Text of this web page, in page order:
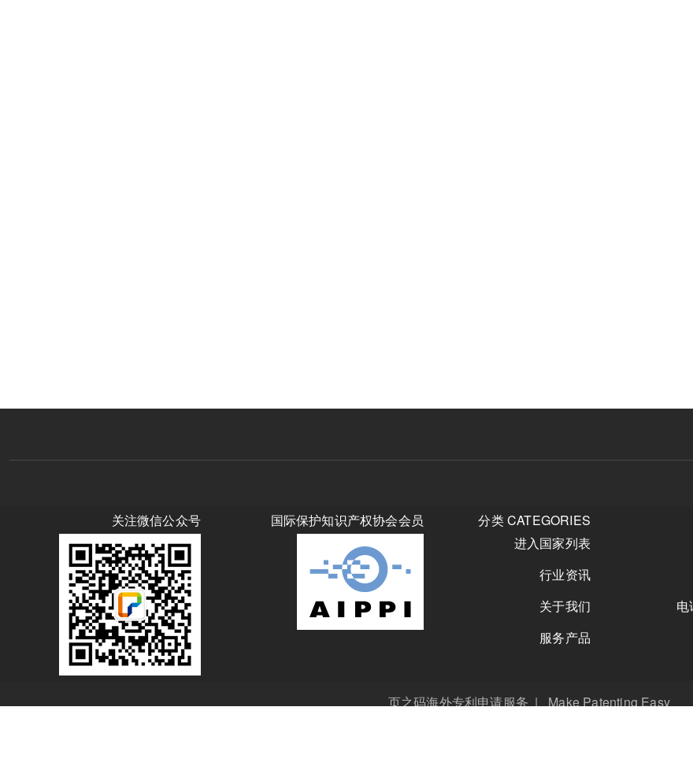
分类 CATEGORIES
进入国家列表
行业资讯
关于我们
服务产品
国际保护知识产权协会会员
关注微信公众号
页之码海外专利申请服务 | Make Patenting Easy